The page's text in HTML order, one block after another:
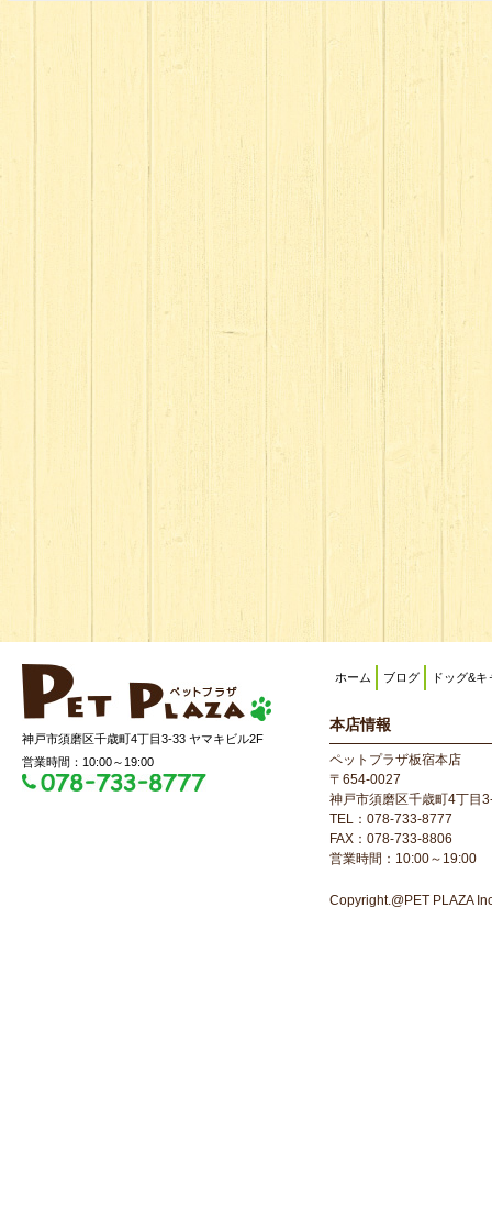
神戸市須磨区千歳町4丁目3-33 ヤマキビル2F
営業時間：10:00～19:00
ホーム ブログ ドッグ&キ
本店情報
ペットプラザ板宿本店
〒654-0027
神戸市須磨区千歳町4丁目
TEL：078-733-8777
FAX：078-733-8806
営業時間：10:00～19:00
Copyright.@PET PLAZA